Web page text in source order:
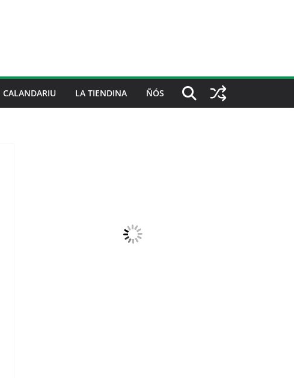
CALANDARIU LA TIENDINA ÑÓS